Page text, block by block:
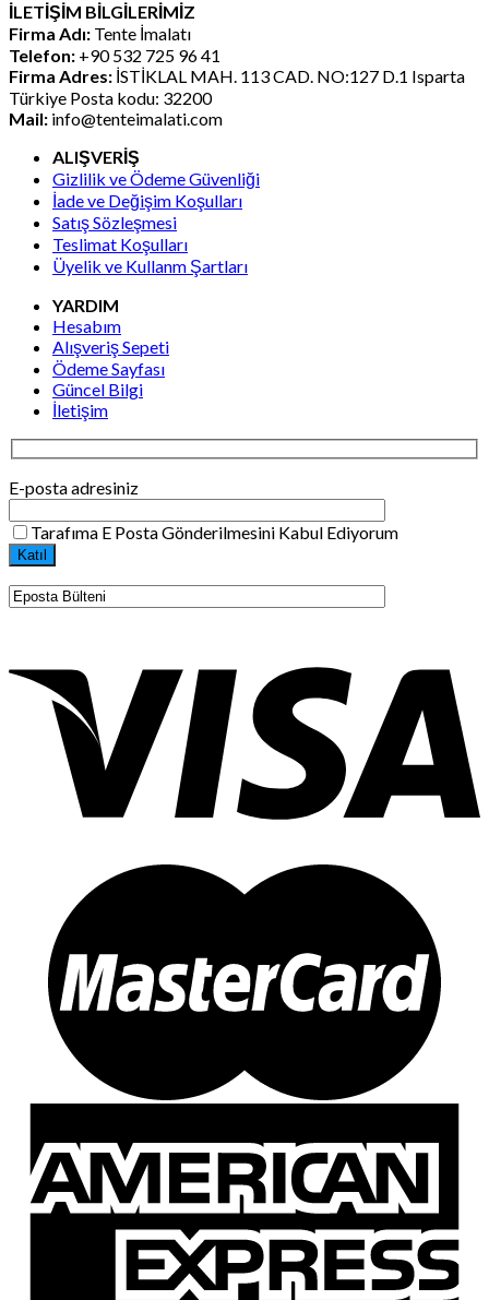
₺17.539,20.
İLETİŞİM BİLGİLERİMİZ
Firma Adı: Tente İmalatı
Telefon: +90 532 725 96 41
Firma Adres: İSTİKLAL MAH. 113 CAD. NO:127 D.1 Isparta
Türkiye Posta kodu: 32200
Mail: info@tenteimalati.com
ALIŞVERİŞ
Gizlilik ve Ödeme Güvenliği
İade ve Değişim Koşulları
Satış Sözleşmesi
Teslimat Koşulları
Üyelik ve Kullanm Şartları
YARDIM
Hesabım
Alışveriş Sepeti
Ödeme Sayfası
Güncel Bilgi
İletişim
E-posta adresiniz
Tarafıma E Posta Gönderilmesini Kabul Ediyorum